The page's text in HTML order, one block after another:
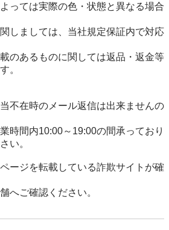
っては実際の色・状態と異なる場合
しましては、当社規定保証内で対応
のあるものに関しては返品・返金等
。
不在時のメール返信は出来ませんの
時間内10:00～19:00の間承っており
い。
ージを転載している詐欺サイトが確
へご確認ください。